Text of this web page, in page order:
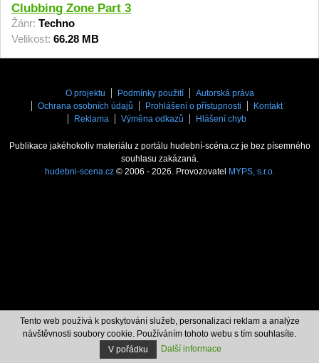
Clubbing Zone Part 3
Žánr: Techno
Velikost: 66.28 MB
O projektu Podmínky použití
Autorská práva
Ochrana osobních údajů
Prohlášení o přístupnosti
Kontakt
Reklama
Výměna odkazů Hlášení chyb
Publikace jakéhokoliv materiálu z portálu hudební-scéna.cz je bez písemného
souhlasu zakázaná.
hudebni-scena.cz© 2006 - 2026. Provozovatel MYPS, s.r.o.
Tento web používá k poskytování služeb, personalizaci reklam a analýze
návštěvnosti soubory cookie. Používáním tohoto webu s tím souhlasíte.
V pořádku
Další informace